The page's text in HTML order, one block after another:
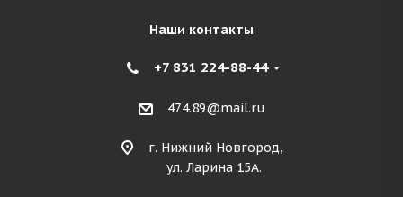
Наши контакты
+7 831 224-88-44
474.89@mail.ru
г. Нижний Новгород,
ул. Ларина 15А.